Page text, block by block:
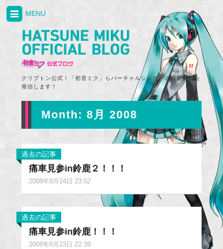
クリプトン公式！「初音ミク」らバーチャルシンガーの最新情報を
発信します！
MENU
Month: 8月 2008
過去の記事
痛車見参in鈴鹿２！！！
2008年8月24日 23:52
過去の記事
痛車見参in鈴鹿！！！
2008年8月23日 22:39